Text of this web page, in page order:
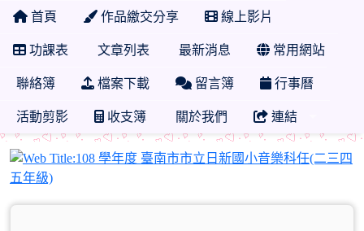
首頁 作品繳交分享 線上影片
功課表 文章列表 最新消息 常用網站
聯絡簿 檔案下載 留言簿 行事曆
活動剪影 收支簿 關於我們 連結